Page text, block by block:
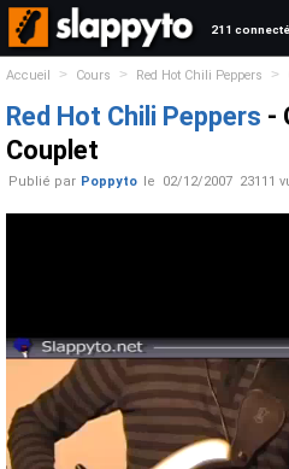
211
Accueil > Cours > Red Hot Chili Peppers >
Red Hot Chili Peppers -
Couplet
Publié par Poppyto le 02/12/2007 23111